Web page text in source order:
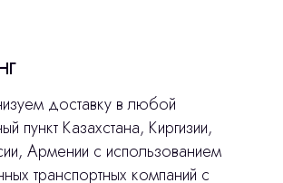
доставку в любой
пункт Казахстана, Киргизии,
Армении с использованием
транспортных компаний с